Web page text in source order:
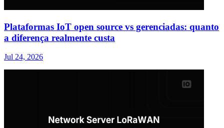
Plataformas IoT open source vs gerenciadas: quanto
a diferença realmente custa
Jul 24, 2026